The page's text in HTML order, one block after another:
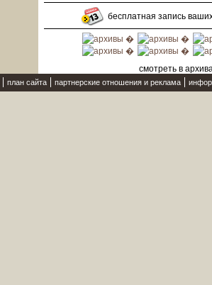
бесплатная запись
смотреть в
план сайта партнерские отношения и реклама